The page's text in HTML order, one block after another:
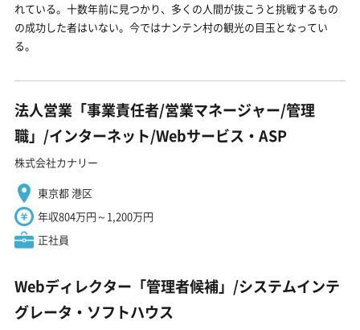
れている。十数年前に見つかり、多くの人間が抜こうと挑戦するもの
の成功した者はいない。今ではナンテン村の観光の目玉となってい
る。
法人営業「事業責任者/営業マネージャー/管理
職」/インターネット/Webサービス・ASP
株式会社カナリー
東京都 港区
年収804万円～1,200万円
正社員
Webディレクター「管理者候補」/システムインテ
グレータ・ソフトハウス